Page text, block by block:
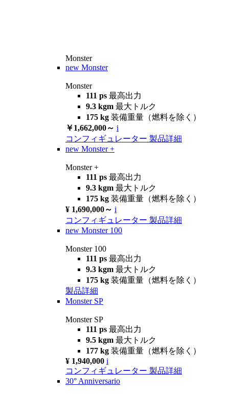
Monster
new Monster
Monster
111 ps 最高出力
9.3 kgm 最大トルク
175 kg 装備重量（燃料を除く）
￥1,662,000～ i
コンフィギュレーター 製品詳細
new Monster +
Monster +
111 ps 最高出力
9.3 kgm 最大トルク
175 kg 装備重量（燃料を除く）
¥ 1,690,000～ i
コンフィギュレーター 製品詳細
new Monster 100
Monster 100
111 ps 最高出力
9.3 kgm 最大トルク
175 kg 装備重量（燃料を除く）
製品詳細
Monster SP
Monster SP
111 ps 最高出力
9.5 kgm 最大トルク
177 kg 装備重量（燃料を除く）
¥ 1,940,000 i
コンフィギュレーター 製品詳細
30° Anniversario